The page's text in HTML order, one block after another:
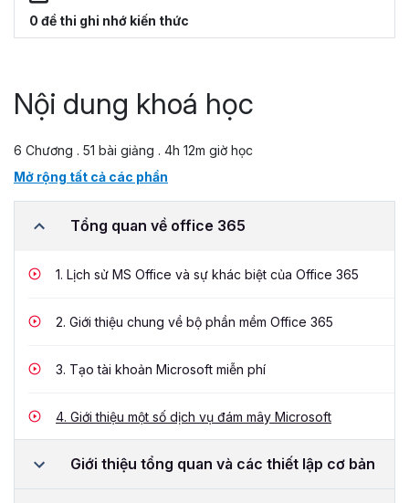
0 đề thi ghi nhớ kiến thức
Nội dung khoá học
6 Chương . 51 bài giảng . 4h 12m giờ học
Mở rộng tất cả các phần
Tổng quan về office 365
1. Lịch sử MS Office và sự khác biệt của Office 365
2. Giới thiệu chung về bộ phần mềm Office 365
3. Tạo tài khoản Microsoft miễn phí
4. Giới thiệu một số dịch vụ đám mây Microsoft
Giới thiệu tổng quan và các thiết lập cơ bản